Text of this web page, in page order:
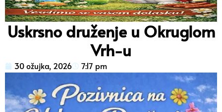
Uskrsno druženje u Okruglom
Vrh-u
30 ožujka, 2026 7:17 pm